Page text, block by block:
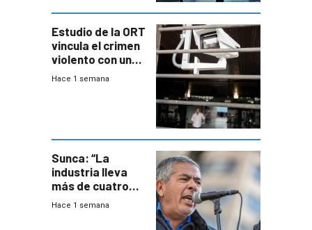
Estudio de la ORT
vincula el crimen
violento con una
menor creación
Hace 1 semana
Sunca: “La
industria lleva
más de cuatro
meses sin
Hace 1 semana